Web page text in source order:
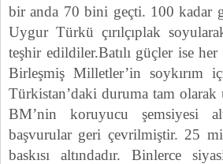
bir anda 70 bini geçti. 100 kadar
Uygur Türkü çırılçıplak
teşhir edildiler.Batılı güçler ise
Birleşmiş Milletler’in soykırım
Türkistan’daki duruma tam
BM’nin koruyucu şemsiyesi
başvurular geri çevrilmiştir. 25
baskısı altındadır. Binlerce